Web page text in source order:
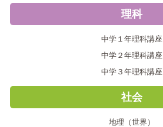
理科
中学１年理科講座
中学２年理科講座
中学３年理科講座
社会
地理（世界）